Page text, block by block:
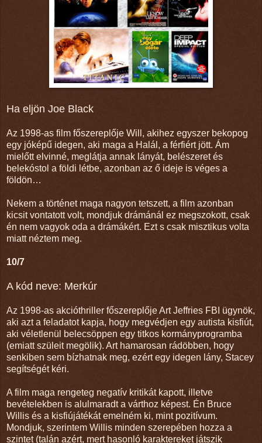
Ha eljön Joe Black
Az 1998-as film főszereplője Will, akihez egyszer bekopog
egy jóképű idegen, aki maga a Halál, a férfiért jött. Ám
mielőtt elvinné, meglátja annak lányát, belészeret és
belekóstol a földi létbe, azonban az ő ideje is véges a
földön…
Nekem a történet maga nagyon tetszett, a film azonban
kicsit vontatott volt, mondjuk drámánál ez megszokott, csak
én nem vagyok oda a drámákért. Ezt s csak misztikus volta
miatt néztem meg.
10/7
A kód neve: Merkúr
Az 1998-as akcióthriller főszereplője Art Jeffries FBI ügynök,
aki azt a feladatot kapja, hogy megvédjen egy autista kisfiút,
aki véletlenül belecsöppen egy titkos kormányprogramba
(emiatt szüleit megölik). Art hamarosan rádöbben, hogy
senkiben sem bízhatnak meg, ezért egy idegen lány, Stacey
segítségét kéri.
A film maga rengeteg negatív kritikát kapott, illetve
bevételekben is alulmaradt a várthoz képest. Én Bruce
Willis és a kisfiújátékát emelném ki, mint pozitívum.
Mondjuk, szerintem Willis minden szerepében hozza a
szintet (talán azért, mert hasonló karaktereket játszik